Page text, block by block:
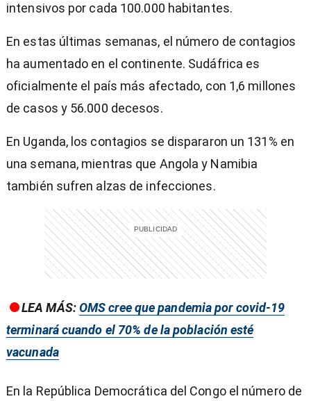
intensivos por cada 100.000 habitantes.
En estas últimas semanas, el número de contagios
ha aumentado en el continente. Sudáfrica es
oficialmente el país más afectado, con 1,6 millones
de casos y 56.000 decesos.
En Uganda, los contagios se dispararon un 131% en
una semana, mientras que Angola y Namibia
también sufren alzas de infecciones.
LEA MÁS:OMS cree que pandemia por covid-19
terminará cuando el 70% de la población esté
vacunada
En la República Democrática del Congo el número de